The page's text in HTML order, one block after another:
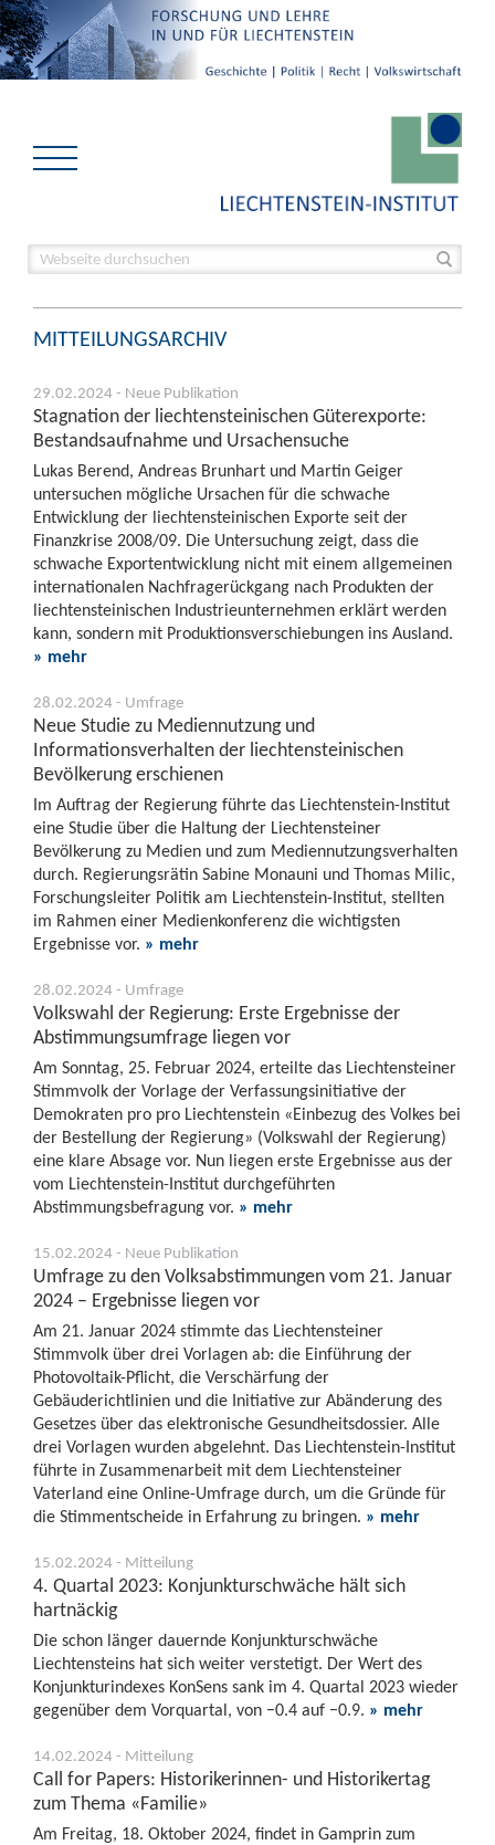
MITTEILUNGSARCHIV
29.02.2024 - Neue Publikation
Stagnation der liechtensteinischen Güterexporte:
Bestandsaufnahme und Ursachensuche
Lukas Berend, Andreas Brunhart und Martin Geiger
untersuchen mögliche Ursachen für die schwache
Entwicklung der liechtensteinischen Exporte seit der
Finanzkrise 2008/09. Die Untersuchung zeigt, dass die
schwache Exportentwicklung nicht mit einem allgemeinen
internationalen Nachfragerückgang nach Produkten der
liechtensteinischen Industrieunternehmen erklärt werden
kann, sondern mit Produktionsverschiebungen ins Ausland.
» mehr
28.02.2024 - Umfrage
Neue Studie zu Mediennutzung und
Informationsverhalten der liechtensteinischen
Bevölkerung erschienen
Im Auftrag der Regierung führte das Liechtenstein-Institut
eine Studie über die Haltung der Liechtensteiner
Bevölkerung zu Medien und zum Mediennutzungsverhalten
durch. Regierungsrätin Sabine Monauni und Thomas Milic,
Forschungsleiter Politik am Liechtenstein-Institut, stellten
im Rahmen einer Medienkonferenz die wichtigsten
Ergebnisse vor. » mehr
28.02.2024 - Umfrage
Volkswahl der Regierung: Erste Ergebnisse der
Abstimmungsumfrage liegen vor
Am Sonntag, 25. Februar 2024, erteilte das Liechtensteiner
Stimmvolk der Vorlage der Verfassungsinitiative der
Demokraten pro pro Liechtenstein «Einbezug des Volkes bei
der Bestellung der Regierung» (Volkswahl der Regierung)
eine klare Absage vor. Nun liegen erste Ergebnisse aus der
vom Liechtenstein-Institut durchgeführten
Abstimmungsbefragung vor. » mehr
15.02.2024 - Neue Publikation
Umfrage zu den Volksabstimmungen vom 21. Januar
2024 – Ergebnisse liegen vor
Am 21. Januar 2024 stimmte das Liechtensteiner
Stimmvolk über drei Vorlagen ab: die Einführung der
Photovoltaik-Pflicht, die Verschärfung der
Gebäuderichtlinien und die Initiative zur Abänderung des
Gesetzes über das elektronische Gesundheitsdossier. Alle
drei Vorlagen wurden abgelehnt. Das Liechtenstein-Institut
führte in Zusammenarbeit mit dem Liechtensteiner
Vaterland eine Online-Umfrage durch, um die Gründe für
die Stimmentscheide in Erfahrung zu bringen. » mehr
15.02.2024 - Mitteilung
4. Quartal 2023: Konjunkturschwäche hält sich
hartnäckig
Die schon länger dauernde Konjunkturschwäche
Liechtensteins hat sich weiter verstetigt. Der Wert des
Konjunkturindexes KonSens sank im 4. Quartal 2023 wieder
gegenüber dem Vorquartal, von −0.4 auf −0.9. » mehr
14.02.2024 - Mitteilung
Call for Papers: Historikerinnen- und Historikertag
zum Thema «Familie»
Am Freitag, 18. Oktober 2024, findet in Gamprin zum